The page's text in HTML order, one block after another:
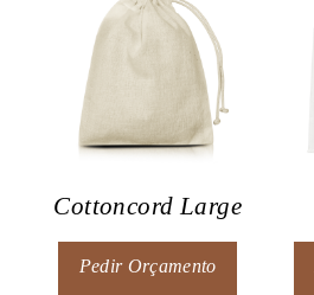
Cottoncord Large
Pedir Orçamento